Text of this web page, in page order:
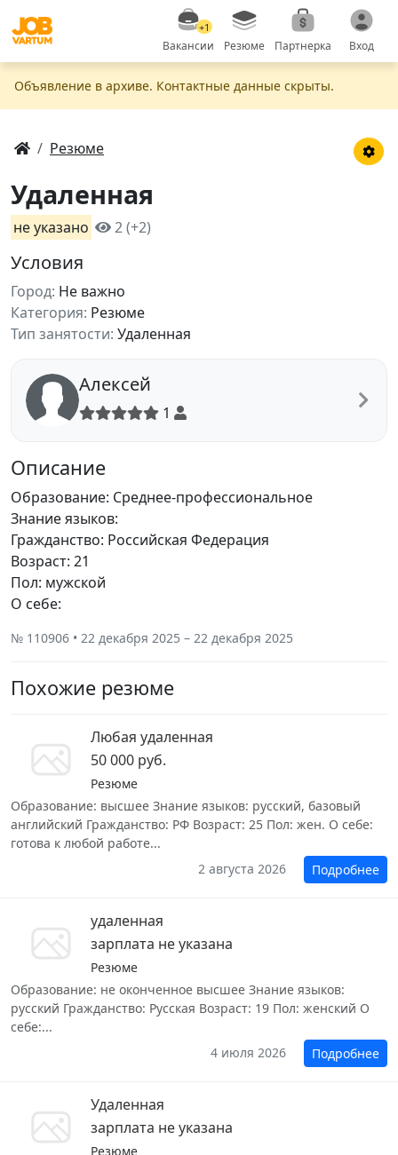
+1
Вакансии Резюме Партнерка Вход
Объявление в apxивe. Контактные данные скрыты.
Резюме
Удаленная
не указано 2 (+2)
Условия
Город: Не важно
Категория: Резюме
Тип занятости: Удаленная
Алексей
1
Описание
Образование: Среднее-профессиональное
Знание языков:
Гражданство: Российская Федерация
Возраст: 21
Пол: мужской
О себе:
№ 110906 • 22 декабря 2025 – 22 декабря 2025
Похожие резюме
Любая удаленная
50 000 руб.
Резюме
Образование: высшее Знание языков: русский, базовый
английский Гражданство: РФ Возраст: 25 Пол: жен. О себе:
готова к любой работе...
2 августа 2026
Подробнее
удаленная
зарплата не указана
Резюме
Образование: не оконченное высшее Знание языков:
русский Гражданство: Русская Возраст: 19 Пол: женский О
себе:...
4 июля 2026
Подробнее
Удаленная
зарплата не указана
Резюме